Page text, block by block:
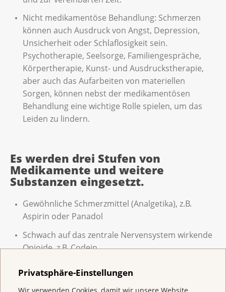
Privatsphäre-Einstellungen
Nicht medikamentöse Behandlung: Schmerzen
können auch Ausdruck von Angst, Depression,
Unsicherheit oder Schlaflosigkeit sein.
Psychotherapie, Seelsorge, Familiengespräche,
Körpertherapie, Kunst- und Ausdruckstherapie,
aber auch das Aufarbeiten von materiellen
Sorgen, können nebst der medikamentösen
Behandlung eine wichtige Rolle spielen, um das
Leiden zu lindern.
Es werden drei Stufen von
Medikamente und weitere
Substanzen eingesetzt.
Gewöhnliche Schmerzmittel (Analgetika), z.B.
Aspirin oder Panadol
Schwach auf das zentrale Nervensystem wirkende
Opioide, z.B. Codein